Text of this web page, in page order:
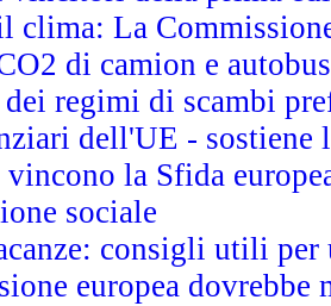
clima: La
di camion e autobus
dei regimi di scambi
dell'UE - sostiene
vincono la Sfida
sociale
consigli utili per
europea